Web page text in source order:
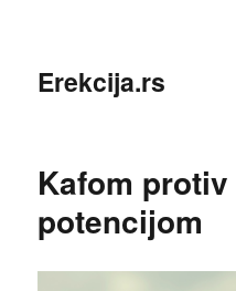
Erekcija.rs
Kafom
potencijom